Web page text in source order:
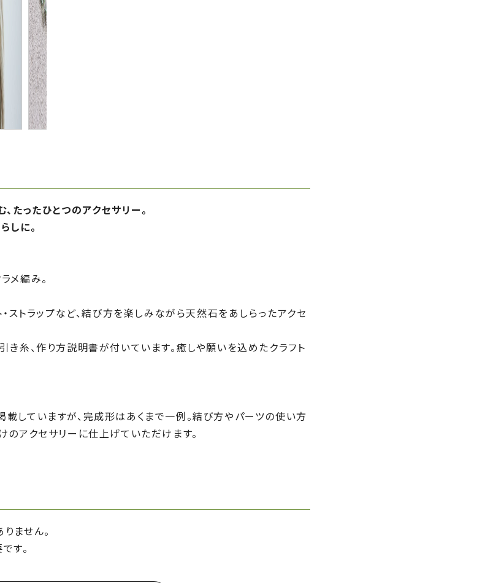
たったひとつのアクセサリー。
しに。
メ編み。
・ストラップなど、結び方を楽しみながら天然石をあしらったアクセ
き糸、作り方説明書が付いています。癒しや願いを込めたクラフト
していますが、完成形はあくまで一例。結び方やパーツの使い方
のアクセサリーに仕上げていただけます。
ません。
す。